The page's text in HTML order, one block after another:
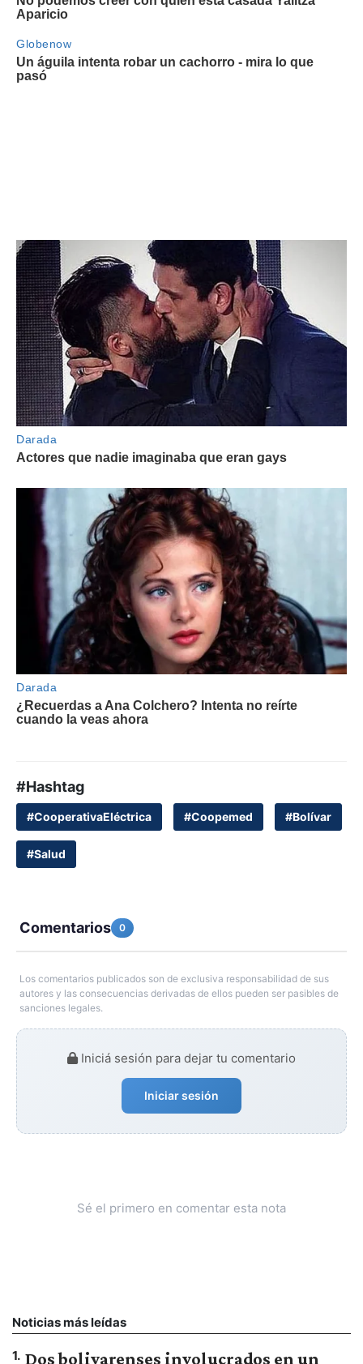
#Hashtag
#CooperativaEléctrica #Coopemed #Bolívar
#Salud
Comentarios 0
Los comentarios publicados son de exclusiva responsabilidad de sus
autores y las consecuencias derivadas de ellos pueden ser pasibles de
sanciones legales.
Iniciá sesión para dejar tu comentario
Iniciar sesión
Sé el primero en comentar esta nota
Noticias más leídas
1. Dos bolivarenses involucrados en un